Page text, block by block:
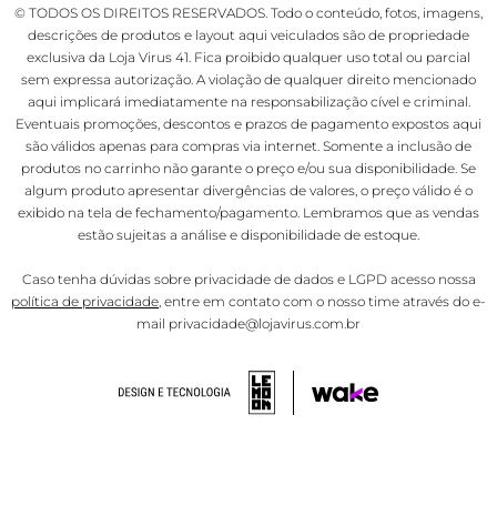
© TODOS OS DIREITOS RESERVADOS. Todo o conteúdo, fotos, imagens,
descrições de produtos e layout aqui veiculados são de propriedade
exclusiva da Loja Virus 41. Fica proibido qualquer uso total ou parcial
sem expressa autorização. A violação de qualquer direito mencionado
aqui implicará imediatamente na responsabilização cível e criminal.
Eventuais promoções, descontos e prazos de pagamento expostos aqui
são válidos apenas para compras via internet. Somente a inclusão de
produtos no carrinho não garante o preço e/ou sua disponibilidade. Se
algum produto apresentar divergências de valores, o preço válido é o
exibido na tela de fechamento/pagamento. Lembramos que as vendas
estão sujeitas a análise e disponibilidade de estoque.
Caso tenha dúvidas sobre privacidade de dados e LGPD acesso nossa
política de privacidade, entre em contato com o nosso time através do e-
mail privacidade@lojavirus.com.br